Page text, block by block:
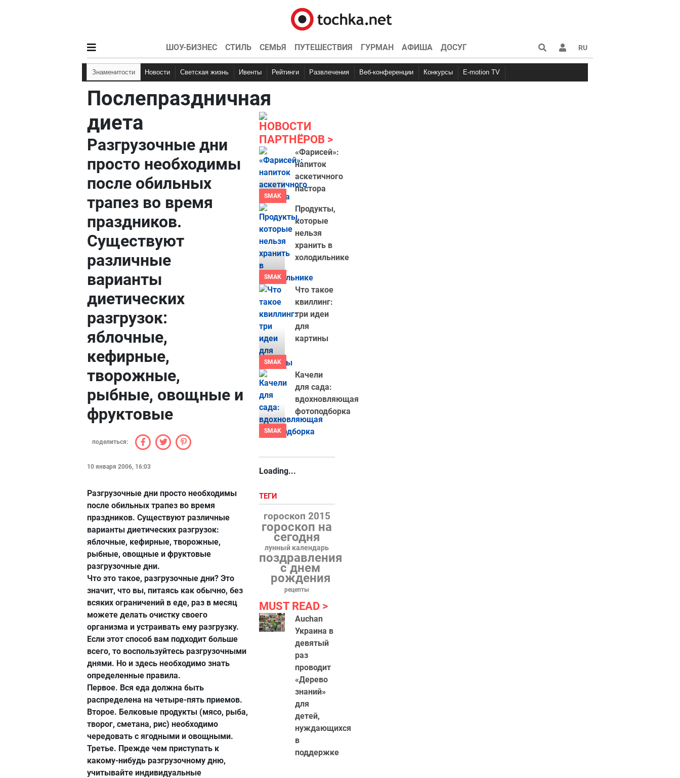
ШОУ-БИЗНЕС СТИЛЬ СЕМЬЯ ПУТЕШЕСТВИЯ ГУРМАН АФИША ДОСУГ RU
Знаменитости Новости Светская жизнь Ивенты Рейтинги Развлечения Веб-конференции Конкурсы E-motion TV
Послепраздничная
диета
Разгрузочные дни
просто необходимы
после обильных
трапез во время
праздников.
Существуют
различные
варианты
диетических
разгрузок:
яблочные,
кефирные,
творожные,
рыбные, овощные и
фруктовые
поделиться:
10 января 2006, 16:03
Разгрузочные дни просто необходимы
после обильных трапез во время
праздников. Существуют различные
варианты диетических разгрузок:
яблочные, кефирные, творожные,
рыбные, овощные и фруктовые
разгрузочные дни.
Что это такое, разгрузочные дни? Это
значит, что вы, питаясь как обычно, без
всяких ограничений в еде, раз в месяц
можете делать очистку своего
организма и устраивать ему разгрузку.
Если этот способ вам подходит больше
всего, то воспользуйтесь разгрузочными
днями. Но и здесь необходимо знать
определенные правила.
Первое. Вся еда должна быть
распределена на четыре-пять приемов.
Второе. Белковые продукты (мясо, рыба,
творог, сметана, рис) необходимо
чередовать с ягодными и овощными.
Третье. Прежде чем приступать к
какому-нибудь разгрузочному дню,
учитывайте индивидуальные
НОВОСТИ
ПАРТНЁРОВ
SMAK
«Фарисей»:
напиток
аскетичного
пастора
SMAK
Продукты,
которые
нельзя
хранить в
холодильнике
SMAK
Что такое
квиллинг:
три идеи
для
картины
SMAK
Качели
для сада:
вдохновляющая
фотоподборка
Loading...
ТЕГИ
гороскоп 2015
гороскоп на
сегодня
лунный календарь
поздравления
с днем
рождения
рецепты
MUST READ
Auchan
Украина в
девятый
раз
проводит
«Дерево
знаний»
для
детей,
нуждающихся
в
поддержке